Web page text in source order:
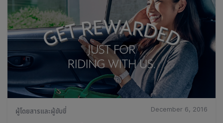
ผู้โดยสารและผู้ขับขี่ December 6, 2016